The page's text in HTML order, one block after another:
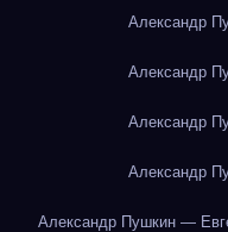
Александр
Александр
Александр
Александр
Александр Пушкин —